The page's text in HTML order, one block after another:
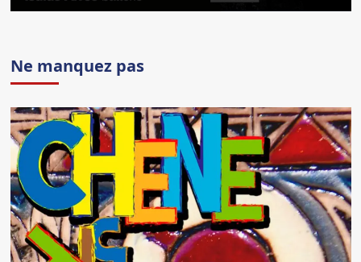
Ne manquez pas